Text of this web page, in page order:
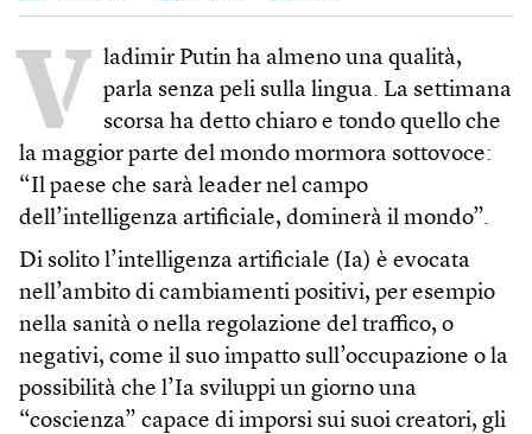
V ladimir Putin ha almeno una qualità,
parla senza peli sulla lingua. La settimana
scorsa ha detto chiaro e tondo quello che
la maggior parte del mondo mormora sottovoce:
“Il paese che sarà leader nel campo
dell’intelligenza artificiale, dominerà il mondo”.
Di solito l’intelligenza artificiale (Ia) è evocata
nell’ambito di cambiamenti positivi, per esempio
nella sanità o nella regolazione del traffico, o
negativi, come il suo impatto sull’occupazione o la
possibilità che l’Ia sviluppi un giorno una
“coscienza” capace di imporsi sui suoi creatori, gli